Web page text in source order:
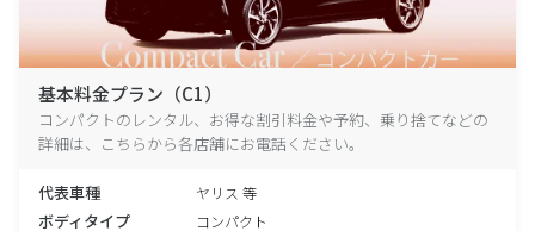
基本料金プラン（C1）
コンパクトのレンタル、お得な割引料金や予約、乗り捨てなどの
詳細は、こちらから各店舗にお電話ください。
代表車種 ヤリス 等
ボディタイプ コンパクト